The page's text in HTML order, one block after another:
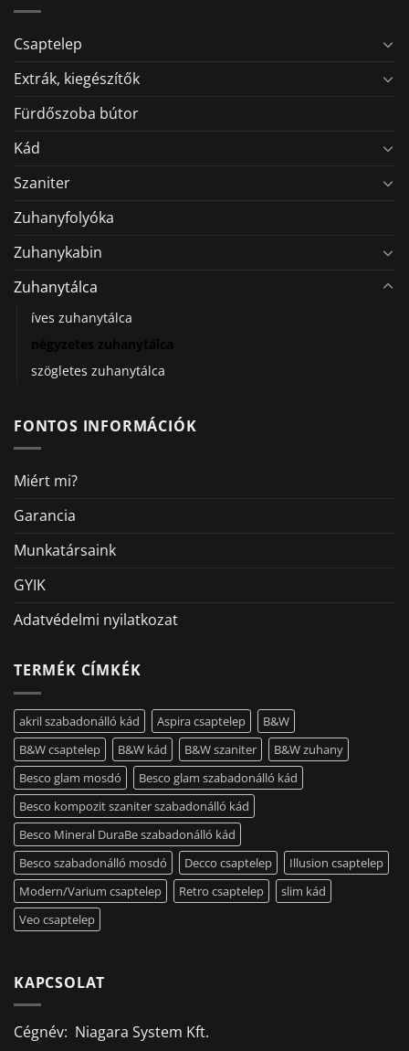
Csaptelep
Extrák, kiegészítők
Fürdőszoba bútor
Kád
Szaniter
Zuhanyfolyóka
Zuhanykabin
Zuhanytálca
íves zuhanytálca
négyzetes zuhanytálca
szögletes zuhanytálca
FONTOS INFORMÁCIÓK
Miért mi?
Garancia
Munkatársaink
GYIK
Adatvédelmi nyilatkozat
TERMÉK CÍMKÉK
akril szabadonálló kád Aspira csaptelep
B&W
B&W csaptelep
B&W kád B&W szaniter
B&W zuhany
Besco glam mosdó
Besco glam szabadonálló kád
Besco kompozit szaniter szabadonálló kád
Besco Mineral DuraBe szabadonálló kád
Besco szabadonálló mosdó
Decco csaptelep
Illusion csaptelep
Modern/Varium csaptelep
Retro csaptelep
slim kád
Veo csaptelep
KAPCSOLAT
Cégnév: Niagara System Kft.